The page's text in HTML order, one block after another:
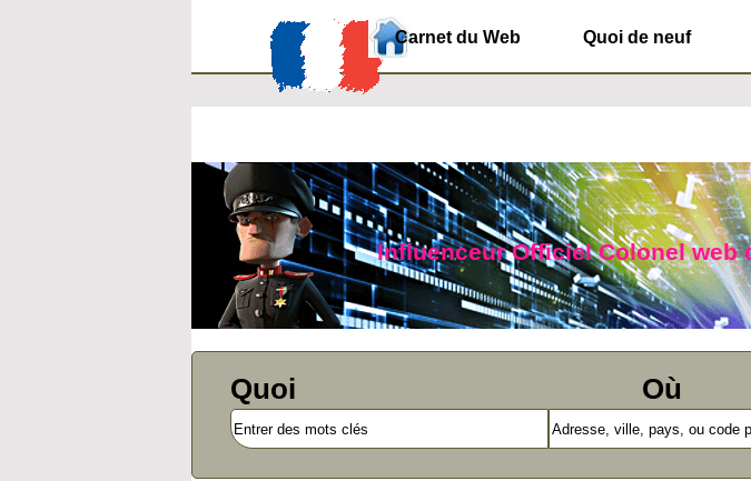
Carnet du Web Quoi de neuf
Influenceur Officiel Colonel web
Quoi Où